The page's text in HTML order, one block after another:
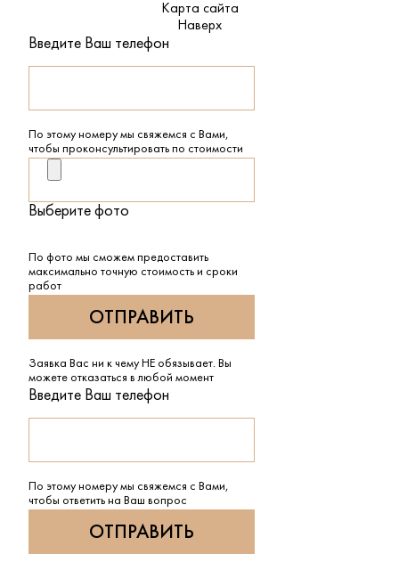
Карта сайта
Наверх
Введите Ваш телефон
По этому номеру мы свяжемся с Вами,
чтобы проконсультировать по стоимости
Выберите фото
По фото мы сможем предоставить
максимально точную стоимость и сроки
работ
Заявка Вас ни к чему НЕ обязывает. Вы
можете отказаться в любой момент
Введите Ваш телефон
По этому номеру мы свяжемся с Вами,
чтобы ответить на Ваш вопрос